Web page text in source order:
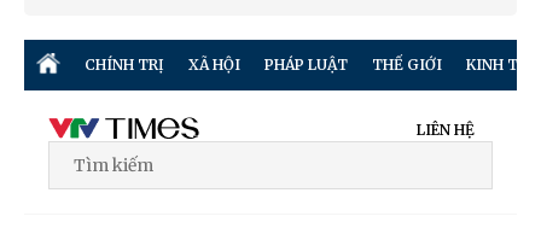
CHÍNH TRỊ XÃ HỘI PHÁP LUẬT THẾ GIỚI KINH TẾ
LIÊN HỆ